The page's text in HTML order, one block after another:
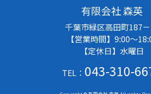
有限会社 森英
千葉市緑区高田町187
【営業時間】9:00～
【定休日】水曜日
TEL： 043-310-